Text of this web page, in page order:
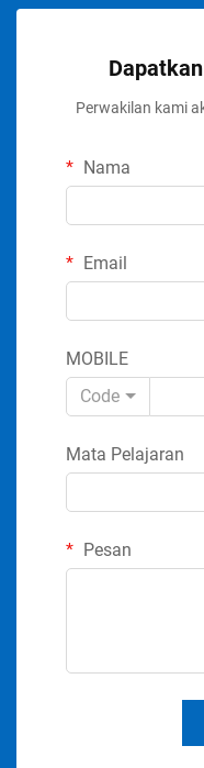
Perwakilan kami
Nama
Email
MOBILE
Code
Mata Pelajaran
Pesan